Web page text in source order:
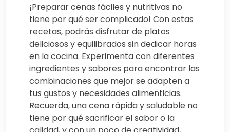
¡Preparar cenas fáciles y nutritivas no
tiene por qué ser complicado! Con estas
recetas, podrás disfrutar de platos
deliciosos y equilibrados sin dedicar horas
en la cocina. Experimenta con diferentes
ingredientes y sabores para encontrar las
combinaciones que mejor se adapten a
tus gustos y necesidades alimenticias.
Recuerda, una cena rápida y saludable no
tiene por qué sacrificar el sabor o la